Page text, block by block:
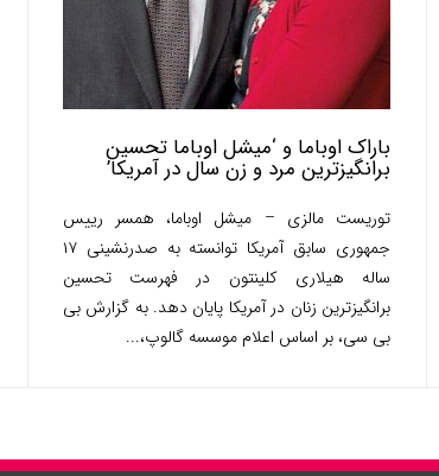
باراک اوباما و ‘میشل اوباما تحسین
برانگیزترین مرد و زن سال در آمریکا’
توریست مالزی – میشل اوباما، همسر رییس
جمهوری سابق آمریکا توانسته به صدرنشینی ۱۷
ساله هیلاری کلینتون در فهرست تحسین
برانگیزترین زنان در آمریکا پایان دهد. به گزارش بی
بی سی، بر اساس اعلام موسسه گالوپ،...